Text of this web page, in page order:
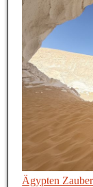
Ägypten